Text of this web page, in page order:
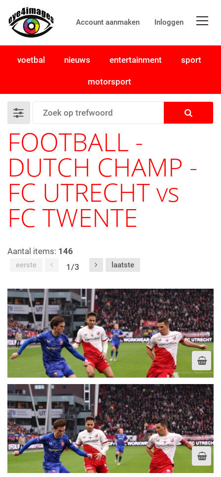
Account aanmaken Inloggen
voetbal nieuws entertainment sport
motorsport
FOOTBALL -
DUTCH CHAMP -
FC UTRECHT vs
FC TWENTE
Aantal items: 146
eerste 1/3 laatste